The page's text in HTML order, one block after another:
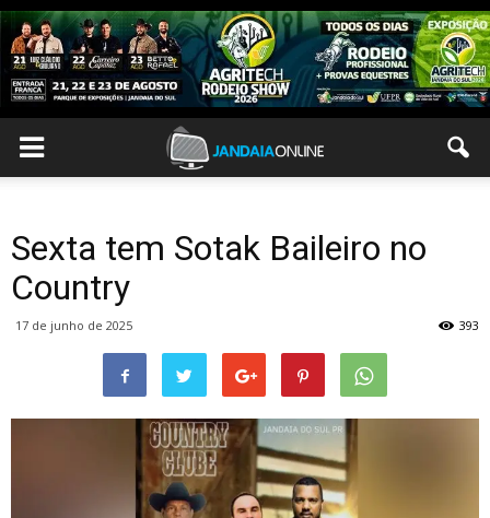
Sexta tem Sotak Baileiro no
Country
17 de junho de 2025 393